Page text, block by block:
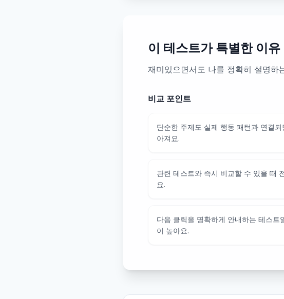
이 테스트가 특별한 이유
재미있으면서도 나를 정확히 설명하
비교 포인트
단순한 주제도 실제 행동 패턴과 연결
아져요.
관련 테스트와 즉시 비교할 수 있을 때
요.
다음 클릭을 명확하게 안내하는 테스트
이 높아요.